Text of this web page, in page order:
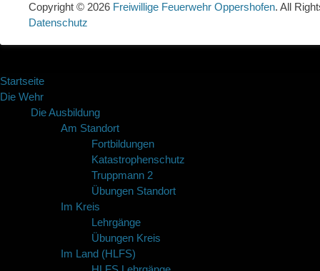
Copyright © 2026 Freiwillige Feuerwehr Oppershofen. All
Datenschutz
Startseite
Die Wehr
Die Ausbildung
Am Standort
Fortbildungen
Katastrophenschutz
Truppmann 2
Übungen Standort
Im Kreis
Lehrgänge
Übungen Kreis
Im Land (HLFS)